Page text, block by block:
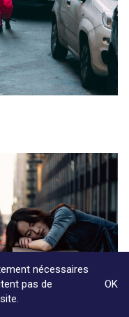
nécessaires
pas de
OK